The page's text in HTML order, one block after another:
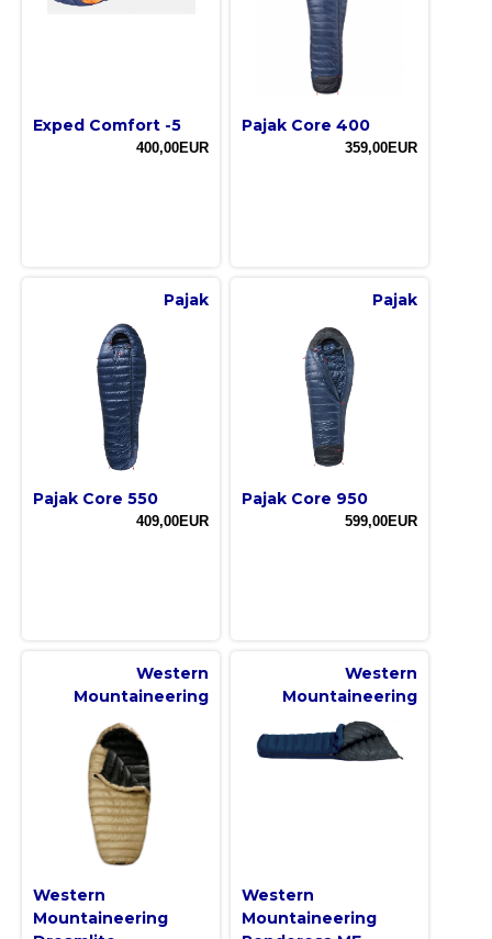
Exped Comfort -5
400,00EUR
Pajak Core 400
359,00EUR
Pajak
Pajak Core 550
409,00EUR
Pajak
Pajak Core 950
599,00EUR
Western
Mountaineering
Western
Mountaineering
Western
Mountaineering
Western
Mountaineering